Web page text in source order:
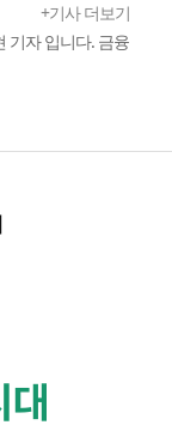
+기사 더보기
기자 입니다. 금융